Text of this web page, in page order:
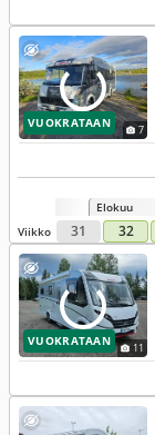
VUOKRATAAN 7
Elokuu
Viikko
31 32
VUOKRATAAN 11